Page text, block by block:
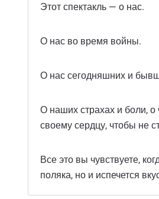
Этот спектакль — о нас.
О нас во время войны.
О нас сегодняшних и
О наших страхах и боли, о
своему сердцу, чтобы не
Все это вы чувствуете,
поляка, но и испечется